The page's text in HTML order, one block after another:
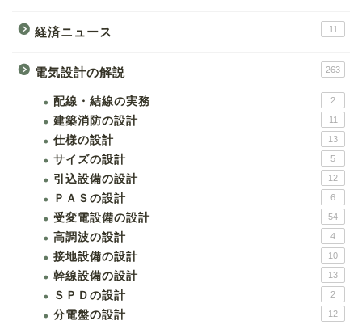
経済ニュース 11
電気設計の解説 263
配線・結線の実務 2
建築消防の設計 11
仕様の設計 13
サイズの設計 5
引込設備の設計 12
ＰＡＳの設計 6
受変電設備の設計 54
高調波の設計 4
接地設備の設計 10
幹線設備の設計 13
ＳＰＤの設計 2
分電盤の設計 12